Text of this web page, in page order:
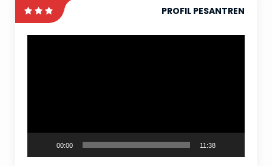
PROFIL PESANTREN
00:00 11:38